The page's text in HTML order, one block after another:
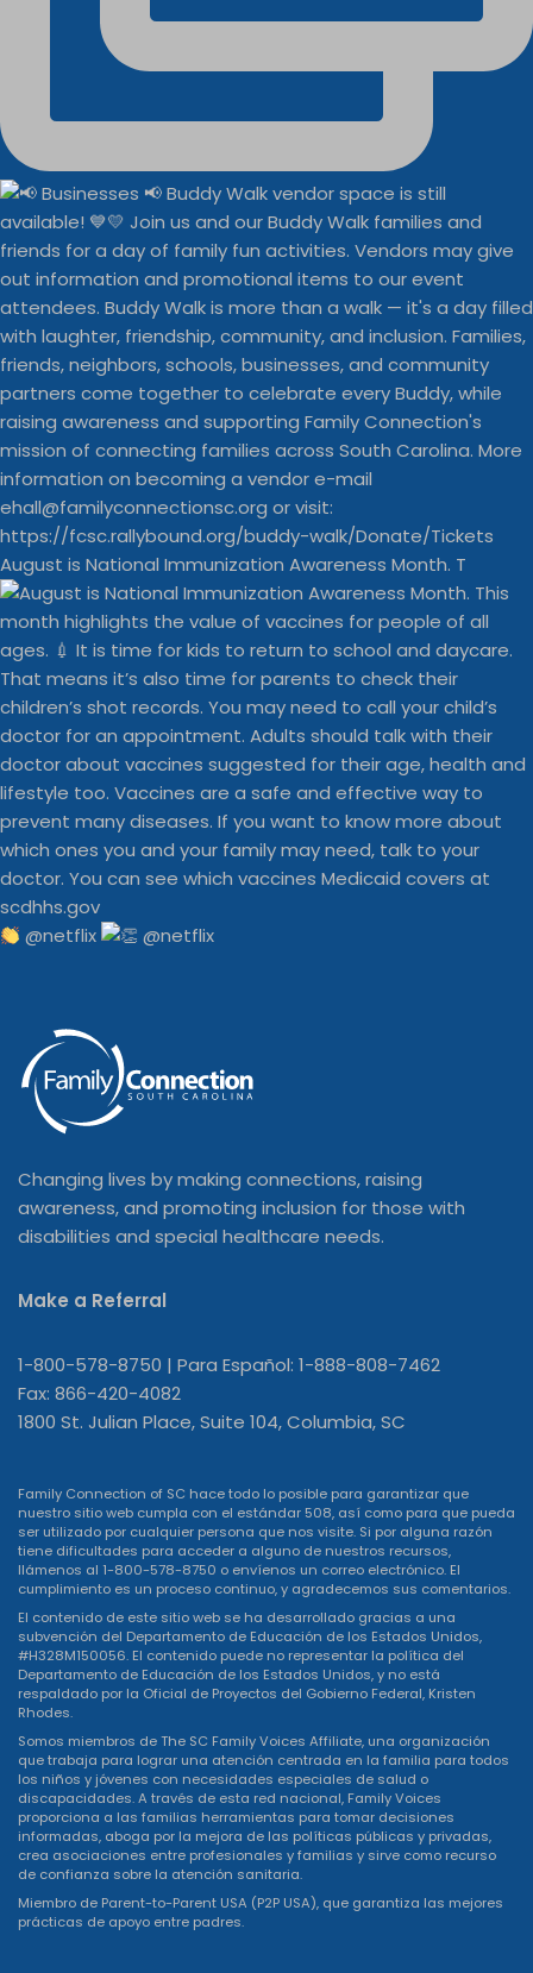
August is National Immunization Awareness Month. T
@netflix
Changing lives by making connections, raising
awareness, and promoting inclusion for those with
disabilities and special healthcare needs.
Make a Referral
1-800-578-8750 | Para Español: 1-888-808-7462
Fax: 866-420-4082
1800 St. Julian Place, Suite 104, Columbia, SC
Family Connection of SC hace todo lo posible para garantizar que
nuestro sitio web cumpla con el estándar 508, así como para que pueda
ser utilizado por cualquier persona que nos visite. Si por alguna razón
tiene dificultades para acceder a alguno de nuestros recursos,
llámenos al 1-800-578-8750 o envíenos un correo electrónico. El
cumplimiento es un proceso continuo, y agradecemos sus comentarios.
El contenido de este sitio web se ha desarrollado gracias a una
subvención del Departamento de Educación de los Estados Unidos,
#H328M150056. El contenido puede no representar la política del
Departamento de Educación de los Estados Unidos, y no está
respaldado por la Oficial de Proyectos del Gobierno Federal, Kristen
Rhodes.
Somos miembros de The SC Family Voices Affiliate, una organización
que trabaja para lograr una atención centrada en la familia para todos
los niños y jóvenes con necesidades especiales de salud o
discapacidades. A través de esta red nacional, Family Voices
proporciona a las familias herramientas para tomar decisiones
informadas, aboga por la mejora de las políticas públicas y privadas,
crea asociaciones entre profesionales y familias y sirve como recurso
de confianza sobre la atención sanitaria.
Miembro de Parent-to-Parent USA (P2P USA), que garantiza las mejores
prácticas de apoyo entre padres.